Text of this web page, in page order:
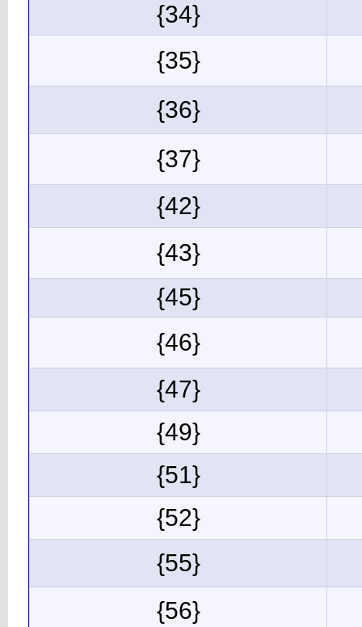
{34}
{35}
{36}
{37}
{42}
{43}
{45}
{46}
{47}
{49}
{51}
{52}
{55}
{56}